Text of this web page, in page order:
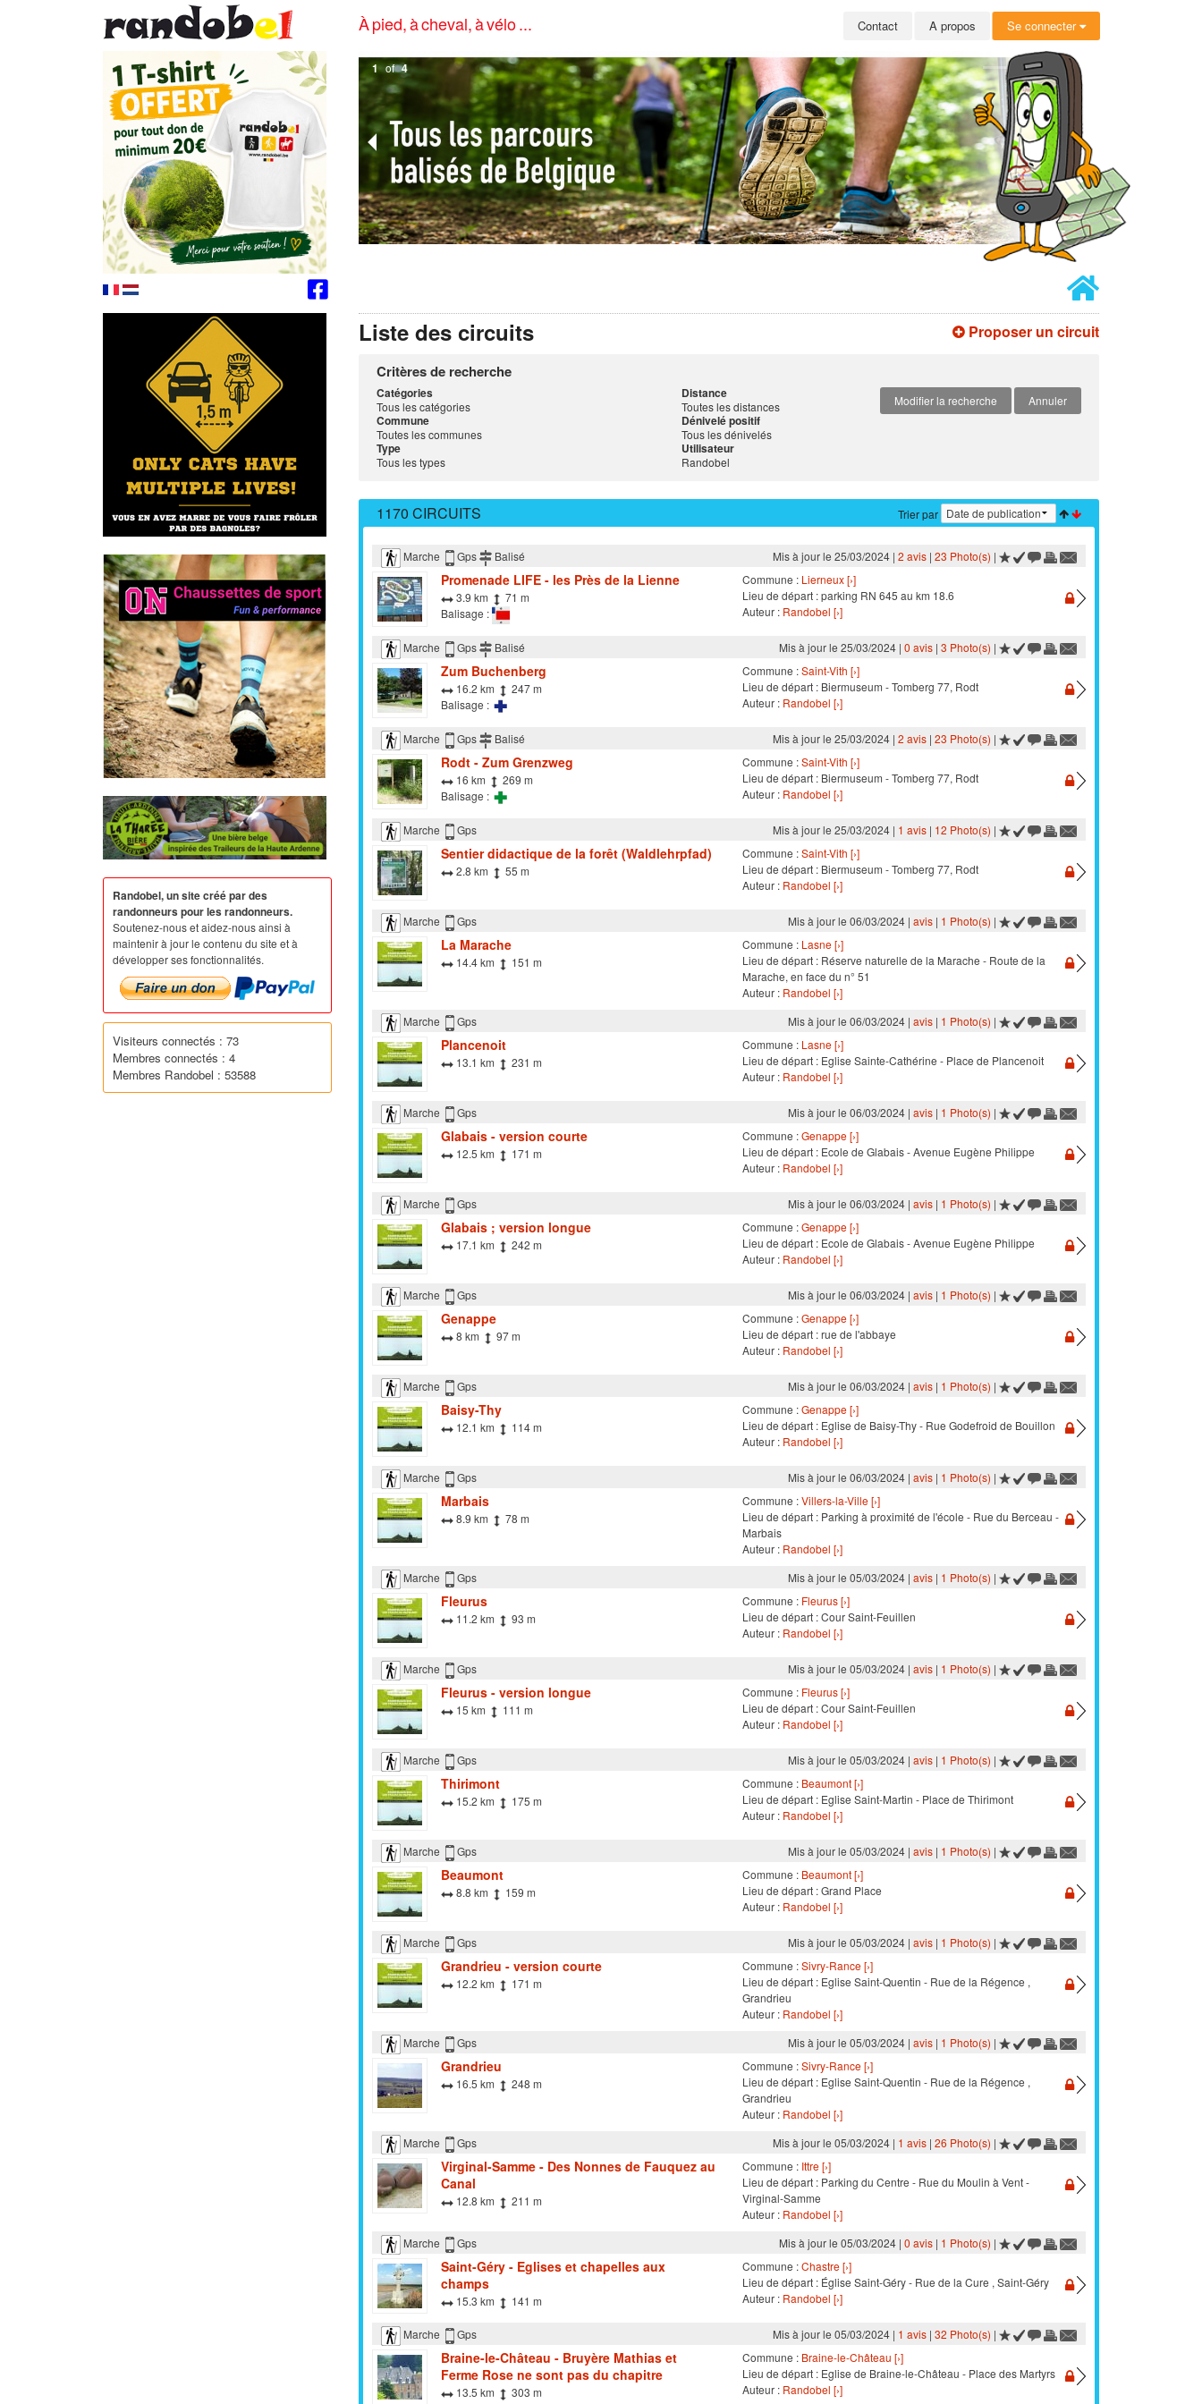
À pied, à cheval, à vélo ... Contact A propos Se connecter
1 of 4
Proposer un circuit
Liste des circuits
Critères de recherche
Catégories
Tous les catégories
Commune
Toutes les communes
Type
Tous les types
Modifier la recherche Annuler
Distance
Toutes les distances
Dénivelé positif
Tous les dénivelés
Utilisateur
Randobel
Trier par
1170 CIRCUITS
Mis à jour le 25/03/2024 | 2 avis| 23 Photo(s) |
Marche Gps Balisé
Promenade LIFE - les Près de la Lienne
3.9 km
71 m
Balisage :
Commune : Lierneux [›]
Lieu de départ : parking RN 645 au km 18.6
Auteur : Randobel [›]
Mis à jour le 25/03/2024 | 0 avis| 3 Photo(s) |
Marche Gps Balisé
Zum Buchenberg
16.2 km
247 m
Balisage :
Commune :Saint-Vith [›]
Lieu de départ : Biermuseum - Tomberg 77, Rodt
Auteur : Randobel [›]
Mis à jour le 25/03/2024 | 2 avis| 23 Photo(s) |
Marche Gps Balisé
Rodt - Zum Grenzweg
16 km
269 m
Balisage :
Commune :Saint-Vith [›]
Lieu de départ : Biermuseum - Tomberg 77, Rodt
Auteur : Randobel [›]
Mis à jour le 25/03/2024 | 1 avis| 12 Photo(s) |
Marche Gps
Sentier didactique de la forêt (Waldlehrpfad)
2.8 km 55 m
Commune :Saint-Vith [›]
Lieu de départ : Biermuseum - Tomberg 77, Rodt
Auteur : Randobel [›]
Mis à jour le 06/03/2024 | avis| 1 Photo(s) |
Marche Gps
La Marache
14.4 km 151 m
Commune : Lasne [›]
Lieu de départ : Réserve naturelle de la Marache - Route de la
Marache, en face du n° 51
Auteur : Randobel [›]
Mis à jour le 06/03/2024 | avis| 1 Photo(s) |
Marche Gps
Plancenoit
13.1 km 231 m
Commune : Lasne [›]
Lieu de départ : Eglise Sainte-Cathérine - Place de Plancenoit
Auteur : Randobel [›]
Mis à jour le 06/03/2024 | avis| 1 Photo(s) |
Marche Gps
Glabais - version courte
12.5 km 171 m
Commune :Genappe [›]
Lieu de départ : Ecole de Glabais - Avenue Eugène Philippe
Auteur : Randobel [›]
Mis à jour le 06/03/2024 | avis| 1 Photo(s) |
Marche Gps
Glabais ; version longue
17.1 km 242 m
Commune :Genappe [›]
Lieu de départ : Ecole de Glabais - Avenue Eugène Philippe
Auteur : Randobel [›]
Mis à jour le 06/03/2024 | avis| 1 Photo(s) |
Marche Gps
Genappe
8 km 97 m
Commune :Genappe [›]
Lieu de départ : rue de l'abbaye
Auteur : Randobel [›]
Mis à jour le 06/03/2024 | avis| 1 Photo(s) |
Marche Gps
Baisy-Thy
12.1 km 114 m
Commune :Genappe [›]
Lieu de départ : Eglise de Baisy-Thy - Rue Godefroid de Bouillon
Auteur : Randobel [›]
Mis à jour le 06/03/2024 | avis| 1 Photo(s) |
Marche Gps
Marbais
8.9 km 78 m
Commune :Villers-la-Ville [›]
Lieu de départ : Parking à proximité de l'école - Rue du Berceau -
Marbais
Auteur : Randobel [›]
Mis à jour le 05/03/2024 | avis| 1 Photo(s) |
Marche Gps
Fleurus
11.2 km 93 m
Commune : Fleurus [›]
Lieu de départ : Cour Saint-Feuillen
Auteur : Randobel [›]
Mis à jour le 05/03/2024 | avis| 1 Photo(s) |
Marche Gps
Fleurus - version longue
15 km 111 m
Commune : Fleurus [›]
Lieu de départ : Cour Saint-Feuillen
Auteur : Randobel [›]
Mis à jour le 05/03/2024 | avis| 1 Photo(s) |
Marche Gps
Thirimont
15.2 km 175 m
Commune : Beaumont [›]
Lieu de départ : Eglise Saint-Martin - Place de Thirimont
Auteur : Randobel [›]
Mis à jour le 05/03/2024 | avis| 1 Photo(s) |
Marche Gps
Beaumont
8.8 km 159 m
Commune : Beaumont [›]
Lieu de départ : Grand Place
Auteur : Randobel [›]
Mis à jour le 05/03/2024 | avis| 1 Photo(s) |
Marche Gps
Grandrieu - version courte
12.2 km 171 m
Commune :Sivry-Rance [›]
Lieu de départ : Eglise Saint-Quentin - Rue de la Régence ,
Grandrieu
Auteur : Randobel [›]
Mis à jour le 05/03/2024 | avis| 1 Photo(s) |
Marche Gps
Grandrieu
16.5 km 248 m
Commune :Sivry-Rance [›]
Lieu de départ : Eglise Saint-Quentin - Rue de la Régence ,
Grandrieu
Auteur : Randobel [›]
Mis à jour le 05/03/2024 | 1 avis| 26 Photo(s) |
Marche Gps
Virginal-Samme - Des Nonnes de Fauquez au
Canal
12.8 km 211 m
Commune : Ittre [›]
Lieu de départ : Parking du Centre - Rue du Moulin à Vent -
Virginal-Samme
Auteur : Randobel [›]
Mis à jour le 05/03/2024 | 0 avis| 1 Photo(s) |
Marche Gps
Saint-Géry - Eglises et chapelles aux
champs
15.3 km 141 m
Commune :Chastre [›]
Lieu de départ : Église Saint-Géry - Rue de la Cure , Saint-Géry
Auteur : Randobel [›]
Mis à jour le 05/03/2024 | 1 avis| 32 Photo(s) |
Marche Gps
Braine-le-Château - Bruyère Mathias et
Ferme Rose ne sont pas du chapitre
13.5 km 303 m
Commune : Braine-le-Château [›]
Lieu de départ : Eglise de Braine-le-Château - Place des Martyrs
Auteur : Randobel [›]
Randobel, un site créé par des
randonneurs pour les randonneurs.
Soutenez-nous et aidez-nous ainsi à
maintenir à jour le contenu du site et à
développer ses fonctionnalités.
Visiteurs connectés : 73
Membres connectés : 4
Membres Randobel : 53588